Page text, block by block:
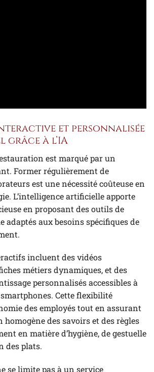
et personnalisée
grâce à l’IA
est marqué par un
Former régulièrement de
est une nécessité coûteuse en
L’intelligence artificielle apporte
en proposant des outils de
aux besoins spécifiques de
incluent des vidéos
métiers dynamiques, et des
personnalisés accessibles à
Cette flexibilité
des employés tout en assurant
des savoirs et des règles
en matière d’hygiène, de gestuelle
des plats.
se limite pas à un service